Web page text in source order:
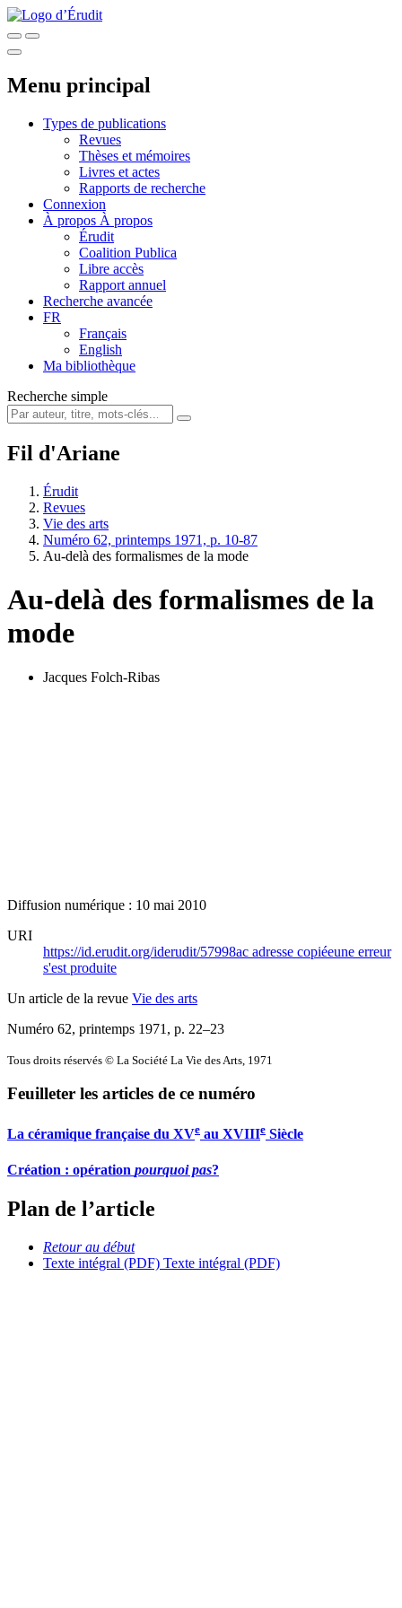
Menu principal
Types de publications
Revues
Thèses et mémoires
Livres et actes
Rapports de recherche
Connexion
À propos À propos
Érudit
Coalition Publica
Libre accès
Rapport annuel
Recherche avancée
FR
Français
English
Ma bibliothèque
Recherche simple
Fil d'Ariane
Érudit
Revues
Vie des arts
Numéro 62, printemps 1971, p. 10-87
Au-delà des formalismes de la mode
Au-delà des formalismes de la
mode
Jacques Folch-Ribas
Diffusion numérique : 10 mai 2010
URI
https://id.erudit.org/iderudit/57998ac adresse copiéeune erreur
s'est produite
Un article de la revue Vie des arts
Numéro 62, printemps 1971 , p. 22–23
Tous droits réservés © La Société La Vie des Arts, 1971
Feuilleter les articles de ce numéro
La céramique française du XVe au XVIIIe Siècle
Création : opération pourquoi pas?
Plan de l’article
Retour au début
Texte intégral (PDF) Texte intégral (PDF)